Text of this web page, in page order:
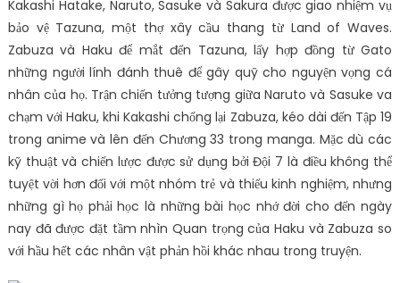
Kakashi Hatake, Naruto, Sasuke và Sakura được giao nhiệm vụ
bảo vệ Tazuna, một thợ xây cầu thang từ Land of Waves.
Zabuza và Haku để mắt đến Tazuna, lấy hợp đồng từ Gato
những người lính đánh thuê để gây quỹ cho nguyện vọng cá
nhân của họ. Trận chiến tưởng tượng giữa Naruto và Sasuke va
chạm với Haku, khi Kakashi chống lại Zabuza, kéo dài đến Tập 19
trong anime và lên đến Chương 33 trong manga. Mặc dù các
kỹ thuật và chiến lược được sử dụng bởi Đội 7 là điều không thể
tuyệt vời hơn đối với một nhóm trẻ và thiếu kinh nghiệm, nhưng
những gì họ phải học là những bài học nhớ đời cho đến ngày
nay đã được đặt tầm nhìn Quan trọng của Haku và Zabuza so
với hầu hết các nhân vật phản hồi khác nhau trong truyện.